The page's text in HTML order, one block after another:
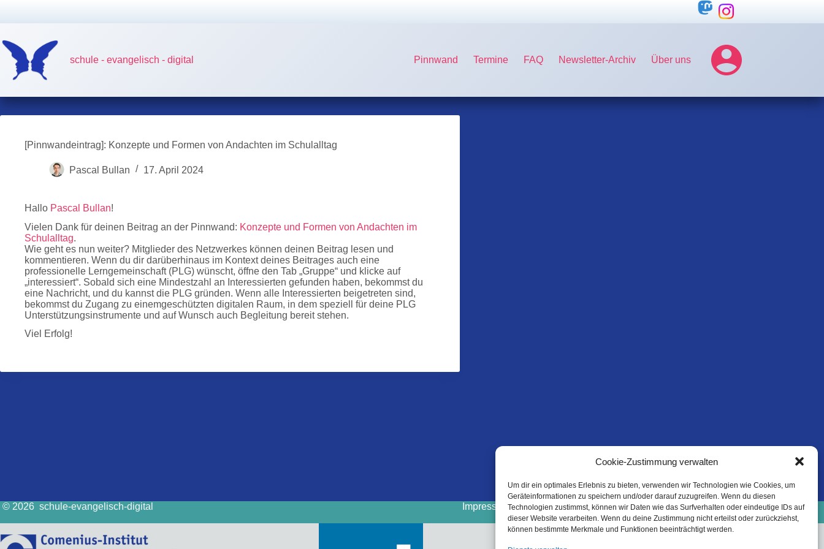
Cookie-Zustimmung verwalten
Um dir ein optimales Erlebnis zu bieten, verwenden wir Technologien wie Cookies, um
Geräteinformationen zu speichern und/oder darauf zuzugreifen. Wenn du diesen
Technologien zustimmst, können wir Daten wie das Surfverhalten oder eindeutige IDs auf
dieser Website verarbeiten. Wenn du deine Zustimmung nicht erteilst oder zurückziehst,
können bestimmte Merkmale und Funktionen beeinträchtigt werden.
schule - evangelisch - digital Pinnwand Termine FAQ Newsletter-Archiv Über uns
[Pinnwandeintrag]: Konzepte und Formen von Andachten im Schulalltag
Pascal Bullan 17. April 2024
Hallo Pascal Bullan!
Vielen Dank für deinen Beitrag an der Pinnwand: Konzepte und Formen von Andachten im
Schulalltag.
Wie geht es nun weiter? Mitglieder des Netzwerkes können deinen Beitrag lesen und
kommentieren. Wenn du dir darüberhinaus im Kontext deines Beitrages auch eine
professionelle Lerngemeinschaft (PLG) wünscht, öffne den Tab „Gruppe“ und klicke auf
„interessiert“. Sobald sich eine Mindestzahl an Interessierten gefunden haben, bekommst du
eine Nachricht, und du kannst die PLG gründen. Wenn alle Interessierten beigetreten sind,
bekommst du Zugang zu einemgeschützten digitalen Raum, in dem speziell für deine PLG
Unterstützungsinstrumente und auf Wunsch auch Begleitung bereit stehen.
Viel Erfolg!
© 2026 schule-evangelisch-digital Impressum Cookie-Richtlinie (EU)
Datenschutzinformation
Haftungsausschluss